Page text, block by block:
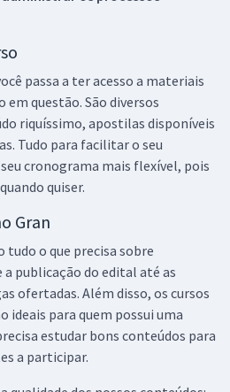
passa a ter acesso a materiais
em questão. São diversos
riquíssimo, apostilas disponíveis
Tudo para facilitar o seu
cronograma mais flexível, pois
quiser.
Gran
tudo o que precisa sobre
a publicação do edital até as
ofertadas. Além disso, os cursos
ideais para quem possui uma
estudar bons conteúdos para
a participar.